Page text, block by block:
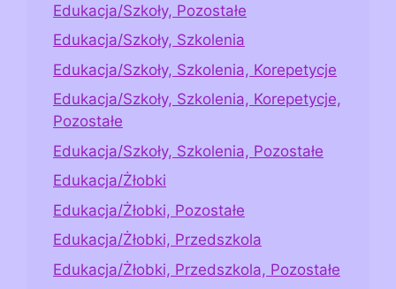
Edukacja/Szkoły, Pozostałe
Edukacja/Szkoły, Szkolenia
Edukacja/Szkoły, Szkolenia, Korepetycje
Edukacja/Szkoły, Szkolenia, Korepetycje,
Pozostałe
Edukacja/Szkoły, Szkolenia, Pozostałe
Edukacja/Żłobki
Edukacja/Żłobki, Pozostałe
Edukacja/Żłobki, Przedszkola
Edukacja/Żłobki, Przedszkola, Pozostałe